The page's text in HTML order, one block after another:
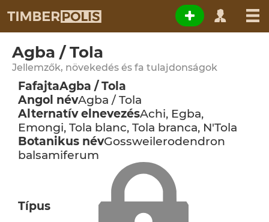
Agba / Tola
Jellemzők, növekedés és fa tulajdonságok
FafajtaAgba / Tola
Angol névAgba / Tola
Alternatív elnevezésAchi, Egba,
Emongi, Tola blanc, Tola branca, N'Tola
Botanikus névGossweilerodendron
balsamiferum
Típus